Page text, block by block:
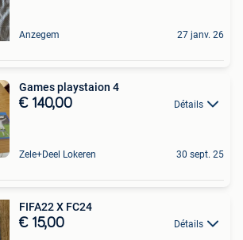
Anzegem 27 janv. 26
Games playstaion 4
€ 140,00 Détails
Zele+Deel Lokeren 30 sept. 25
FIFA22 X FC24
€ 15,00 Détails